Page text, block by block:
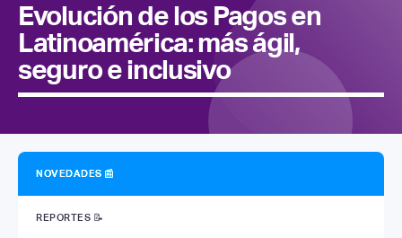
Evolución de los Pagos en
Latinoamérica: más ágil,
seguro e inclusivo
NOVEDADES 📰
REPORTES 📝